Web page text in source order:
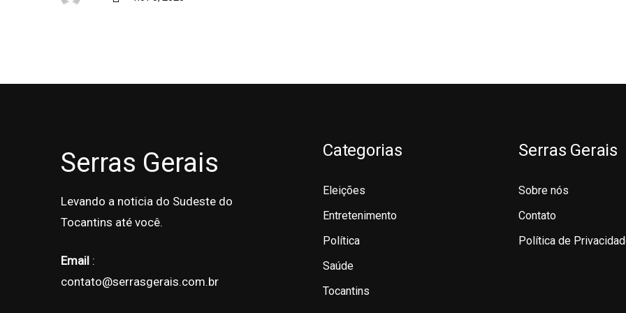
Serras Gerais
Levando a noticia do Sudeste do
Tocantins até você.
Email :
contato@serrasgerais.com.br
Categorias
Eleições
Entretenimento
Política
Saúde
Tocantins
Serras Gerais
Sobre nós
Contato
Política de